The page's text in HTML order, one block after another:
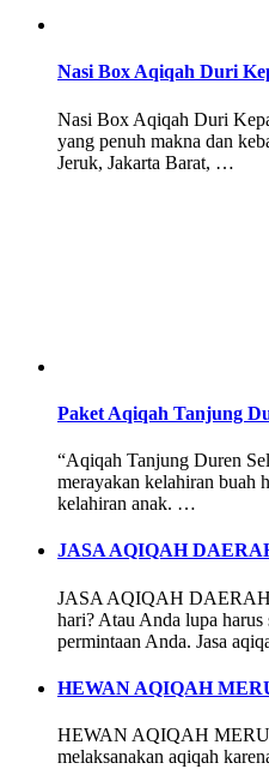
Nasi Box Aqiqah Duri
Nasi Box Aqiqah Duri
yang penuh makna dan
Jeruk, Jakarta Barat, …
Paket Aqiqah Tanjung
“Aqiqah Tanjung Duren
merayakan kelahiran buah
kelahiran anak. …
JASA AQIQAH
JASA AQIQAH DAERAH
hari? Atau Anda lupa
permintaan Anda. Jasa
HEWAN AQIQAH
HEWAN AQIQAH
melaksanakan aqiqah